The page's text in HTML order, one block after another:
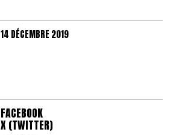
14 DÉCEMBRE 2019
FACEBOOK
X (TWITTER)